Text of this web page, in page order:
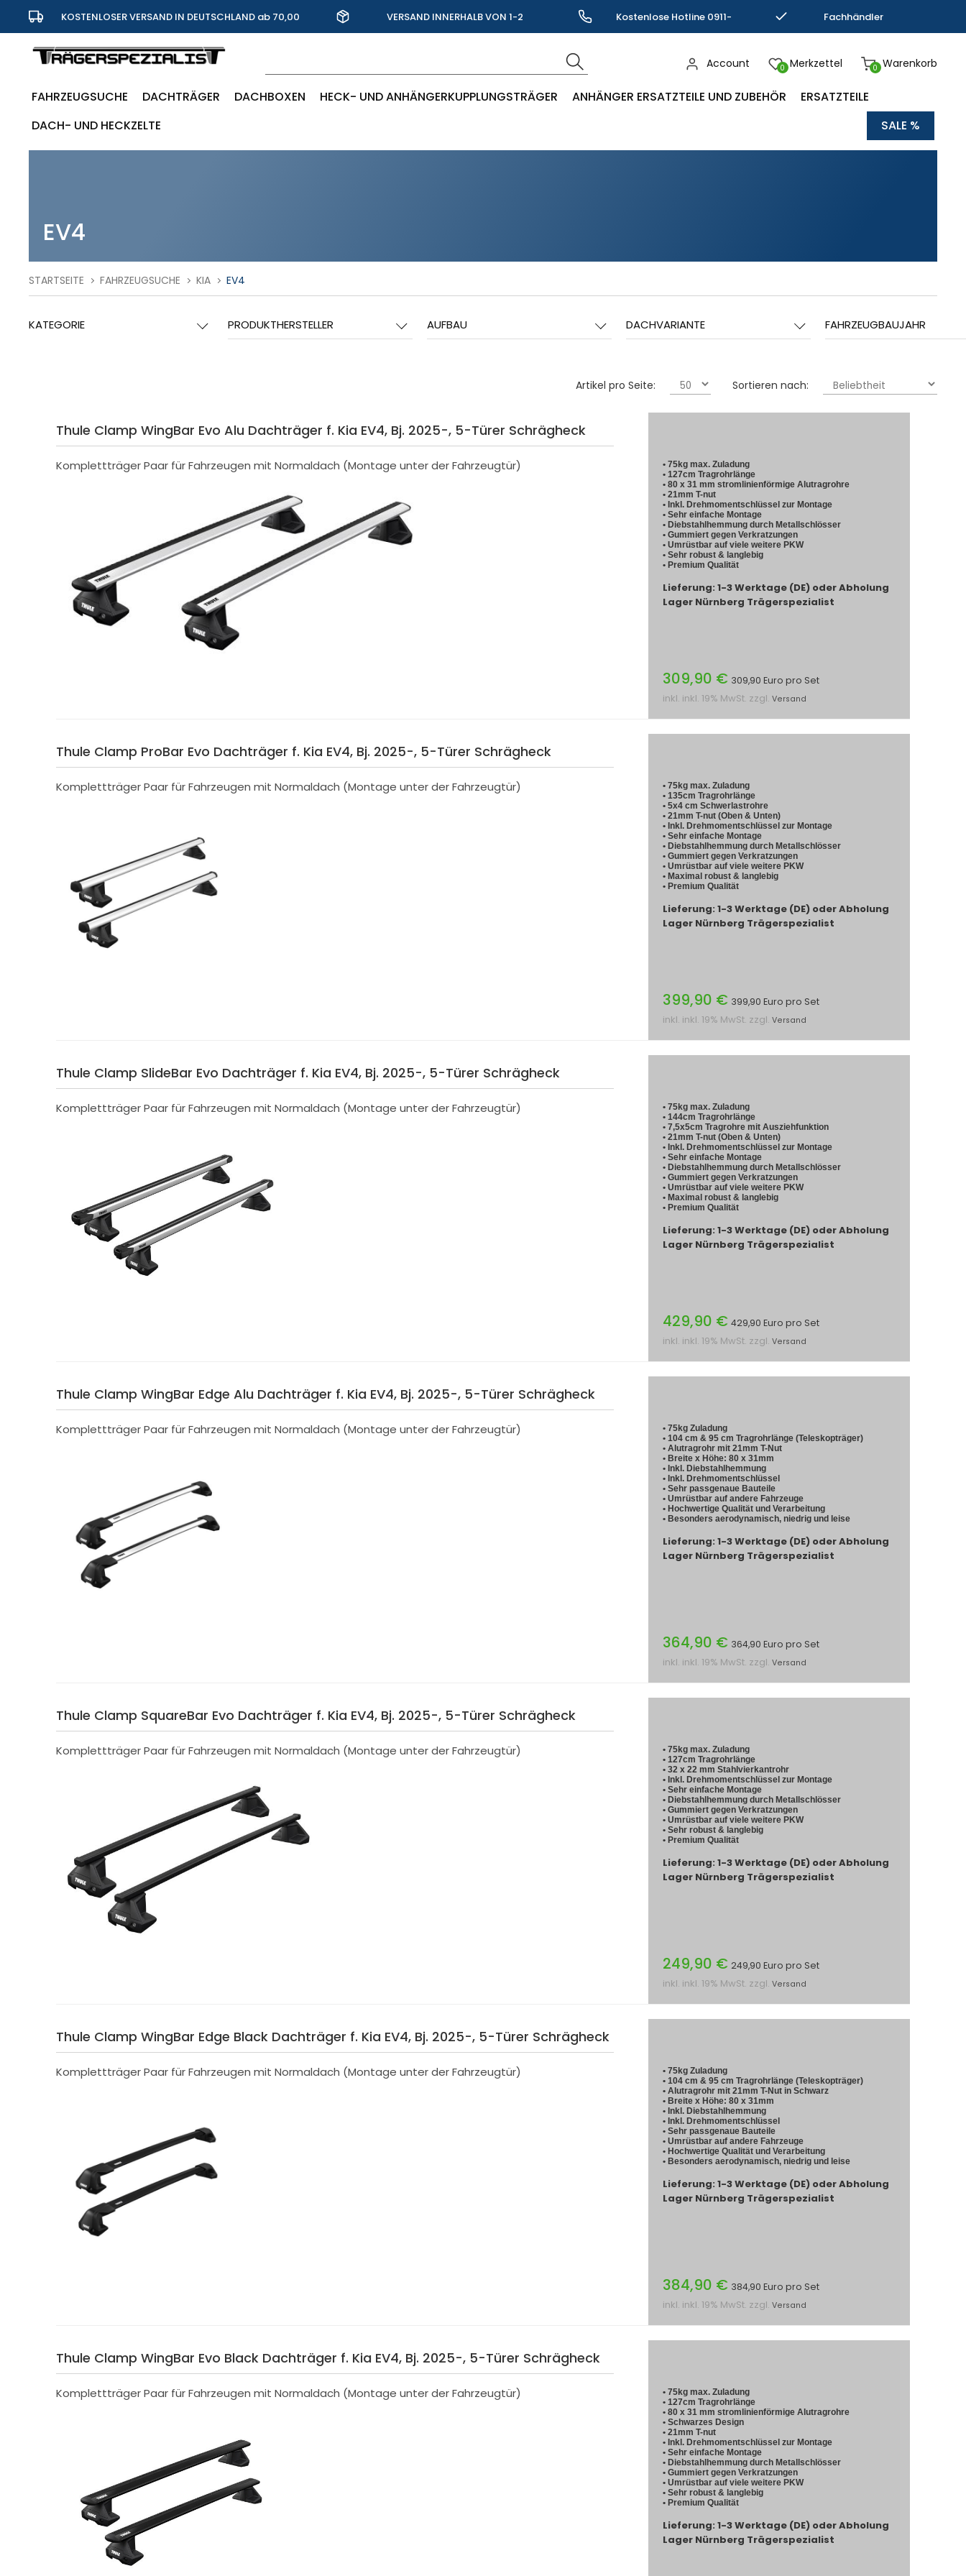
KOSTENLOSER VERSAND IN DEUTSCHLAND ab 70,00
Euro
VERSAND INNERHALB VON 1-2 Kostenlose Hotline 0911- Fachhändler
0 Warenkorb
0 Merkzettel
Account
FAHRZEUGSUCHE DACHTRÄGER DACHBOXEN HECK- UND ANHÄNGERKUPPLUNGSTRÄGER ANHÄNGER ERSATZTEILE UND ZUBEHÖR
ERSATZTEILE
DACH- UND HECKZELTE
SALE %
EV4
STARTSEITE FAHRZEUGSUCHE KIA EV4
KATEGORIE PRODUKTHERSTELLER AUFBAU DACHVARIANTE FAHRZEUGBAUJAHR
Sortieren nach:
Artikel pro Seite:
Thule Clamp WingBar Evo Alu Dachträger f. Kia EV4, Bj. 2025-, 5-Türer Schrägheck
Komplettträger Paar für Fahrzeugen mit Normaldach (Montage unter der Fahrzeugtür)
• 75kg max. Zuladung
• 127cm Tragrohrlänge
• 80 x 31 mm stromlinienförmige Alutragrohre
• 21mm T-nut
• Inkl. Drehmomentschlüssel zur Montage
• Sehr einfache Montage
• Diebstahlhemmung durch Metallschlösser
• Gummiert gegen Verkratzungen
• Umrüstbar auf viele weitere PKW
• Sehr robust & langlebig
• Premium Qualität
Lieferung: 1-3 Werktage (DE) oder Abholung
Lager Nürnberg Trägerspezialist
309,90 € 309,90 Euro pro Set
inkl. inkl. 19% MwSt. zzgl. Versand
Thule Clamp ProBar Evo Dachträger f. Kia EV4, Bj. 2025-, 5-Türer Schrägheck
Komplettträger Paar für Fahrzeugen mit Normaldach (Montage unter der Fahrzeugtür)
• 75kg max. Zuladung
• 135cm Tragrohrlänge
• 5x4 cm Schwerlastrohre
• 21mm T-nut (Oben & Unten)
• Inkl. Drehmomentschlüssel zur Montage
• Sehr einfache Montage
• Diebstahlhemmung durch Metallschlösser
• Gummiert gegen Verkratzungen
• Umrüstbar auf viele weitere PKW
• Maximal robust & langlebig
• Premium Qualität
Lieferung: 1-3 Werktage (DE) oder Abholung
Lager Nürnberg Trägerspezialist
399,90 € 399,90 Euro pro Set
inkl. inkl. 19% MwSt. zzgl. Versand
Thule Clamp SlideBar Evo Dachträger f. Kia EV4, Bj. 2025-, 5-Türer Schrägheck
Komplettträger Paar für Fahrzeugen mit Normaldach (Montage unter der Fahrzeugtür)
• 75kg max. Zuladung
• 144cm Tragrohrlänge
• 7,5x5cm Tragrohre mit Ausziehfunktion
• 21mm T-nut (Oben & Unten)
• Inkl. Drehmomentschlüssel zur Montage
• Sehr einfache Montage
• Diebstahlhemmung durch Metallschlösser
• Gummiert gegen Verkratzungen
• Umrüstbar auf viele weitere PKW
• Maximal robust & langlebig
• Premium Qualität
Lieferung: 1-3 Werktage (DE) oder Abholung
Lager Nürnberg Trägerspezialist
429,90 € 429,90 Euro pro Set
inkl. inkl. 19% MwSt. zzgl. Versand
Thule Clamp WingBar Edge Alu Dachträger f. Kia EV4, Bj. 2025-, 5-Türer Schrägheck
Komplettträger Paar für Fahrzeugen mit Normaldach (Montage unter der Fahrzeugtür)
• 75kg Zuladung
• 104 cm & 95 cm Tragrohrlänge (Teleskopträger)
• Alutragrohr mit 21mm T-Nut
• Breite x Höhe: 80 x 31mm
• Inkl. Diebstahlhemmung
• Inkl. Drehmomentschlüssel
• Sehr passgenaue Bauteile
• Umrüstbar auf andere Fahrzeuge
• Hochwertige Qualität und Verarbeitung
• Besonders aerodynamisch, niedrig und leise
Lieferung: 1-3 Werktage (DE) oder Abholung
Lager Nürnberg Trägerspezialist
364,90 € 364,90 Euro pro Set
inkl. inkl. 19% MwSt. zzgl. Versand
Thule Clamp SquareBar Evo Dachträger f. Kia EV4, Bj. 2025-, 5-Türer Schrägheck
Komplettträger Paar für Fahrzeugen mit Normaldach (Montage unter der Fahrzeugtür)
• 75kg max. Zuladung
• 127cm Tragrohrlänge
• 32 x 22 mm Stahlvierkantrohr
• Inkl. Drehmomentschlüssel zur Montage
• Sehr einfache Montage
• Diebstahlhemmung durch Metallschlösser
• Gummiert gegen Verkratzungen
• Umrüstbar auf viele weitere PKW
• Sehr robust & langlebig
• Premium Qualität
Lieferung: 1-3 Werktage (DE) oder Abholung
Lager Nürnberg Trägerspezialist
249,90 € 249,90 Euro pro Set
inkl. inkl. 19% MwSt. zzgl. Versand
Thule Clamp WingBar Edge Black Dachträger f. Kia EV4, Bj. 2025-, 5-Türer Schrägheck
Komplettträger Paar für Fahrzeugen mit Normaldach (Montage unter der Fahrzeugtür)
• 75kg Zuladung
• 104 cm & 95 cm Tragrohrlänge (Teleskopträger)
• Alutragrohr mit 21mm T-Nut in Schwarz
• Breite x Höhe: 80 x 31mm
• Inkl. Diebstahlhemmung
• Inkl. Drehmomentschlüssel
• Sehr passgenaue Bauteile
• Umrüstbar auf andere Fahrzeuge
• Hochwertige Qualität und Verarbeitung
• Besonders aerodynamisch, niedrig und leise
Lieferung: 1-3 Werktage (DE) oder Abholung
Lager Nürnberg Trägerspezialist
384,90 € 384,90 Euro pro Set
inkl. inkl. 19% MwSt. zzgl. Versand
Thule Clamp WingBar Evo Black Dachträger f. Kia EV4, Bj. 2025-, 5-Türer Schrägheck
Komplettträger Paar für Fahrzeugen mit Normaldach (Montage unter der Fahrzeugtür)
• 75kg max. Zuladung
• 127cm Tragrohrlänge
• 80 x 31 mm stromlinienförmige Alutragrohre
• Schwarzes Design
• 21mm T-nut
• Inkl. Drehmomentschlüssel zur Montage
• Sehr einfache Montage
• Diebstahlhemmung durch Metallschlösser
• Gummiert gegen Verkratzungen
• Umrüstbar auf viele weitere PKW
• Sehr robust & langlebig
• Premium Qualität
Lieferung: 1-3 Werktage (DE) oder Abholung
Lager Nürnberg Trägerspezialist